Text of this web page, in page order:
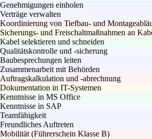
Genehmigungen einholen
Verträge verwalten
Koordinierung von Tiefbau- und
Sicherungs- und Freischaltmaßnahmen an
Kabel selektieren und schneiden
Qualitätskontrolle und -sicherung
Baubesprechungen leiten
Zusammenarbeit mit Behörden
Auftragskalkulation und -abrechnung
Dokumentation in IT-Systemen
Kenntnisse in MS Office
Kenntnisse in SAP
Teamfähigkeit
Freundliches Auftreten
Mobilität (Führerschein Klasse B)